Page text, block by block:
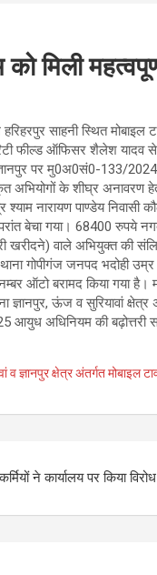
को मिली
साहनी स्थित
फील्ड ऑफिसर शैलेश
पर मु0अ0सं0-133/2024
के शीघ्र अनावरण हेतु
श्याम नारायण पाण्डेय
बेचा गया। 68400 रुपये
खरीदने) वाले अभियुक्त की
गोपीगंज जनपद भदोही
ऑटो बरामद किया गया
ज्ञानपुर, ऊंज व सुरियावां
आयुध अधिनियम की बढ़ोत्तरी
व ज्ञानपुर क्षेत्र अंतर्गत
ने कार्यालय पर किया